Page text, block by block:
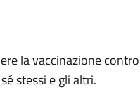
la vaccinazione
stessi e gli altri.